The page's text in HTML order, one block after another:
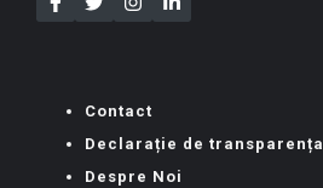
Contact
Declarație de transparența
Despre Noi